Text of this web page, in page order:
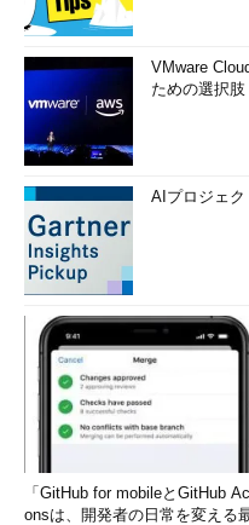
VMware
ための選択
AIプロジェ
「GitHub for mobileとGitHub
onsは、開発者の日常を変える